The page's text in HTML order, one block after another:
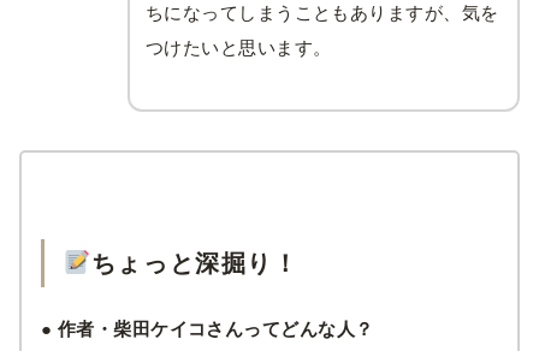
ちになってしまうこともありますが、気を
つけたいと思います。
ちょっと深掘り！
● 作者・柴田ケイコさんってどんな人？